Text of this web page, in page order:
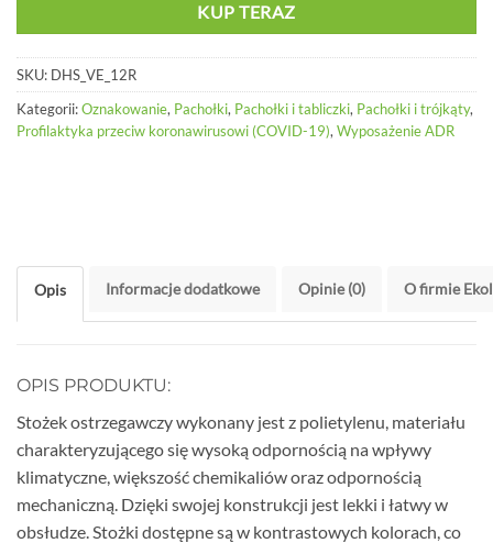
KUP TERAZ
SKU: DHS_VE_12R
Kategorii:Oznakowanie, Pachołki, Pachołki i tabliczki, Pachołki i trójkąty,
Profilaktyka przeciw koronawirusowi (COVID-19), Wyposażenie ADR
Opis Informacje dodatkowe Opinie (0) O firmie
OPIS PRODUKTU:
Stożek ostrzegawczy wykonany jest z polietylenu, materiału
charakteryzującego się wysoką odpornością na wpływy
klimatyczne, większość chemikaliów oraz odpornością
mechaniczną. Dzięki swojej konstrukcji jest lekki i łatwy w
obsłudze. Stożki dostępne są w kontrastowych kolorach, co